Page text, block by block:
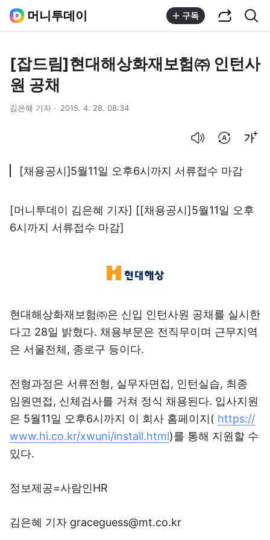
머니투데이 구독
[잡드림]현대해상화재보험㈜ 인턴사
원 공채
김은혜 기자 2015. 4. 28. 08:34
[채용공시]5월11일 오후6시까지 서류접수 마감
[머니투데이 김은혜 기자] [[채용공시]5월11일 오후
6시까지 서류접수 마감]
현대해상화재보험㈜은 신입 인턴사원 공채를 실시한
다고 28일 밝혔다. 채용부문은 전직무이며 근무지역
은 서울전체, 종로구 등이다.
전형과정은 서류전형, 실무자면접, 인턴실습, 최종
임원면접, 신체검사를 거쳐 정식 채용된다. 입사지원
은 5월11일 오후6시까지 이 회사 홈페이지( https://
www.hi.co.kr/xwuni/install.html)를 통해 지원할 수
있다.
정보제공=사람인HR
김은혜 기자 graceguess@mt.co.kr